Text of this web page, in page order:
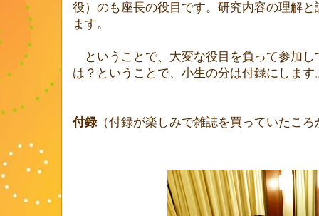
役）のも座長の役目です。研究内容の理解
ます。
ということで、大変な役目を負って参加し
は？ということで、小生の分は付録にします
付録（付録が楽しみで雑誌を買っていたこ